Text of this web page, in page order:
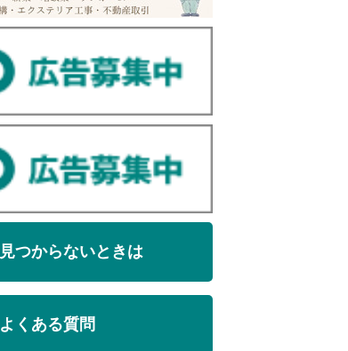
見つからないときは
よくある質問